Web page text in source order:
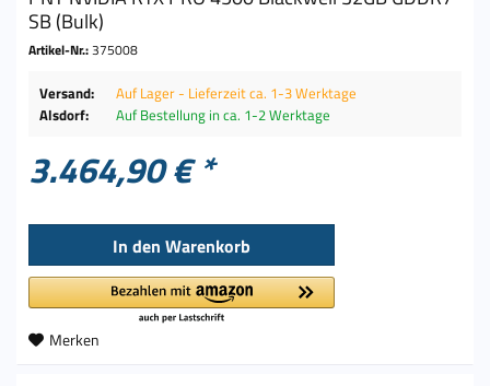
SB (Bulk)
Artikel-Nr.:375008
Versand:
Auf Lager - Lieferzeit ca. 1-3 Werktage
Alsdorf:
Auf Bestellung in ca. 1-2 Werktage
3.464,90 € *
In den Warenkorb
Merken